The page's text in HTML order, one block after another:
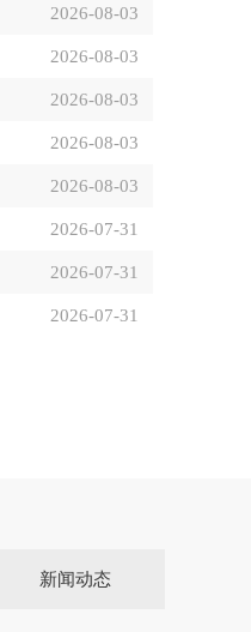
2026-08-03
2026-08-03
2026-08-03
2026-08-03
2026-08-03
2026-07-31
2026-07-31
2026-07-31
新闻动态